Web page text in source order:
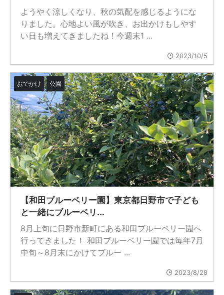
ようやく涼しくなり、秋の気配を感じるようにな
りました。心地よい風が吹き、お出かけもしやす
い日も増えてきましたね！今週末1 ...
2023/10/5
おでかけ 公園
【和田ブルーベリー園】東京都日野市で子ども
と一緒にブルーベリ...
8月上旬に日野市新町にある和田ブルーベリー園へ
行ってきました！ 和田ブルーベリー園では毎年7月
中旬～8月末にかけてブルー ...
2023/8/28